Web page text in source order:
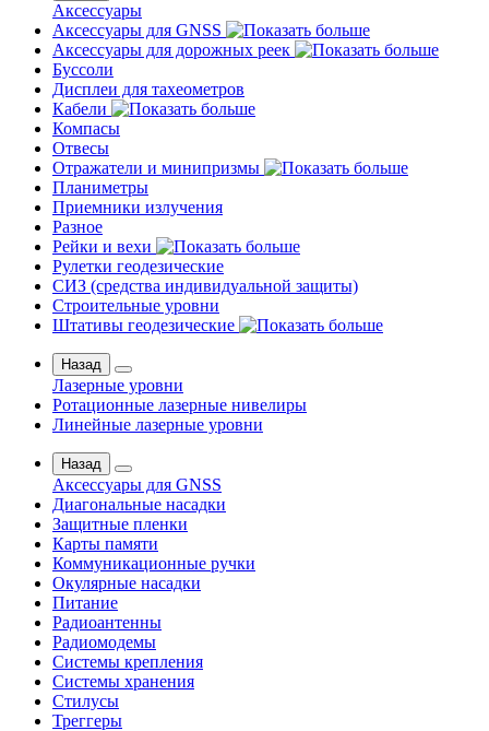
Аксессуары
Аксессуары для GNSS
Аксессуары для дорожных реек
Буссоли
Дисплеи для тахеометров
Кабели
Компасы
Отвесы
Отражатели и минипризмы
Планиметры
Приемники излучения
Разное
Рейки и вехи
Рулетки геодезические
СИЗ (средства индивидуальной защиты)
Строительные уровни
Штативы геодезические
Назад
Лазерные уровни
Ротационные лазерные нивелиры
Линейные лазерные уровни
Назад
Аксессуары для GNSS
Диагональные насадки
Защитные пленки
Карты памяти
Коммуникационные ручки
Окулярные насадки
Питание
Радиоантенны
Радиомодемы
Системы крепления
Системы хранения
Стилусы
Треггеры